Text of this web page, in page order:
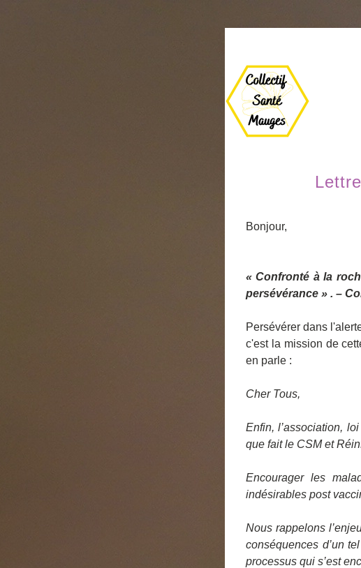
Bonjour,
« Confronté à la
persévérance » . –
Persévérer dans
c'est la mission de
en parle :
Cher Tous,
Enfin, l’association,
que fait le CSM et
Encourager les
indésirables post
Nous rappelons
conséquences d’un
processus qui s’est